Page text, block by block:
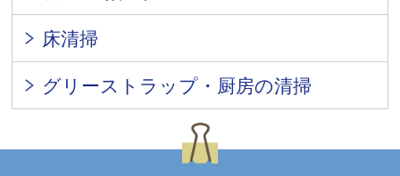
床清掃
グリーストラップ・厨房の清掃